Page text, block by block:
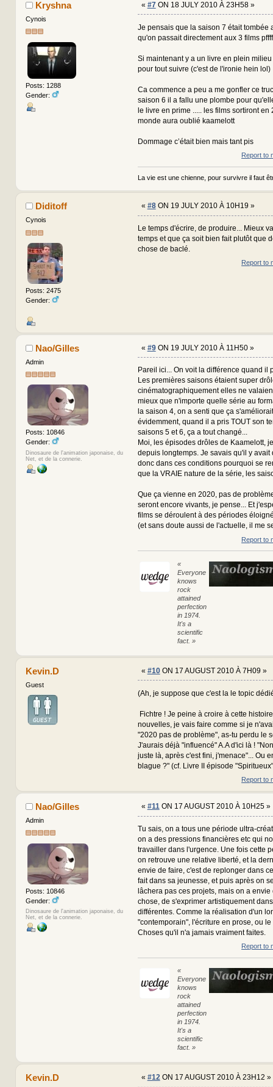
Kryshna
Cynois
Posts: 1288
Gender:
« #7ON 18 JULY 2010 À 23H58 »
Je pensais que la saison 7 était tombée
qu'on passait directement aux 3 films pffff
Si maintenant y a un livre en plein
pour tout suivre (c'est de l'ironie hein lol)
Ca commence a peu a me gonfler ce
saison 6 il a fallu une plombe pour
le livre en prime ..... les films sortiront en
monde aura oublié kaamelott
Dommage c’était bien mais tant pis
Report to
La vie est une chienne, pour survivre il faut
Diditoff
Cynois
Posts: 2475
Gender:
« #8ON 19 JULY 2010 À 10H19 »
Le temps d'écrire, de produire... Mieux
temps et que ça soit bien fait plutôt que
chose de baclé.
Report to
Nao/Gilles
Admin
Posts: 10846
Gender:
Dinosaure de l'animation japonaise, du
Net, et de la connerie.
« #9ON 19 JULY 2010 À 11H50 »
Pareil ici... On voit la différence quand il
Les premières saisons étaient super
cinématographiquement elles ne
mieux que n'importe quelle série au
la saison 4, on a senti que ça
évidemment, quand il a pris TOUT son
saisons 5 et 6, ça a tout changé...
Moi, les épisodes drôles de Kaamelott,
depuis longtemps. Je savais qu'il y avait
donc dans ces conditions pourquoi se
que la VRAIE nature de la série, les
Que ça vienne en 2020, pas de
seront encore vivants, je pense... Et
films se déroulent à des périodes
(et sans doute aussi de l'actuelle, il me
Report to
«
Everyone
knows
rock
attained
perfection
in 1974.
It's a
scientific
fact. »
Kevin.D
Guest
« #10ON 17 AUGUST 2010 À 7H09 »
(Ah, je suppose que c'est la le topic
Fichtre ! Je peine à croire à cette
nouvelles, je vais faire comme si je
"2020 pas de problème", as-tu perdu le
J'aurais déjà "influencé" A.A d'ici là !
juste là, après c'est fini, j'menace"... Ou
blague ?" (cf. Livre II épisode
Report to
Nao/Gilles
Admin
Posts: 10846
Gender:
Dinosaure de l'animation japonaise, du
Net, et de la connerie.
« #11ON 17 AUGUST 2010 À 10H25 »
Tu sais, on a tous une période ultra-
on a des pressions financières etc qui
travailler dans l'urgence. Une fois cette
on retrouve une relative liberté, et la
envie de faire, c'est de replonger dans
fait dans sa jeunesse, et puis après on
lâchera pas ces projets, mais on a
chose, de s'exprimer artistiquement
différentes. Comme la réalisation d'un
"contemporain", l'écriture en prose, ou
Choses qu'il n'a jamais vraiment faites.
Report to
«
Everyone
knows
rock
attained
perfection
in 1974.
It's a
scientific
fact. »
Kevin.D « #12ON 17 AUGUST 2010 À 23H12 »